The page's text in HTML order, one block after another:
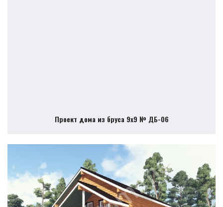
Проект дома из бруса 9х9 № ДБ-06